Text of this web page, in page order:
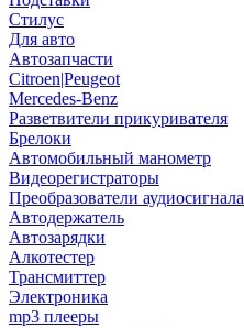
Стилус
Для авто
Автозапчасти
Citroen|Peugeot
Mercedes-Benz
Разветвители прикуривателя
Брелоки
Автомобильный манометр
Видеорегистраторы
Преобразователи аудиосигнала
Автодержатель
Автозарядки
Алкотестер
Трансмиттер
Электроника
mp3 плееры